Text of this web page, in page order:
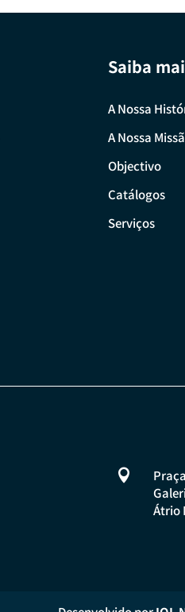
Saiba
A Nossa
A Nossa
Objectivo
Catálogos
Serviços

Átrio